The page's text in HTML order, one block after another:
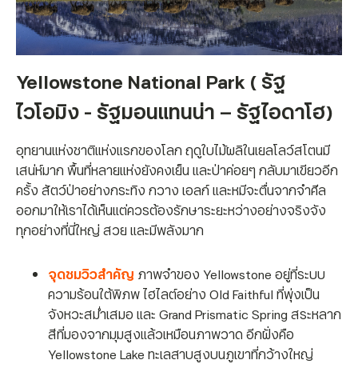
Yellowstone National Park ( รัฐ
ไวโอมิง - รัฐมอนแทนน่า – รัฐไอดาโฮ)
อุทยานแห่งชาติแห่งแรกของโลก ฤดูใบไม้ผลิในเยลโลว์สโตนมี
เสน่ห์มาก พื้นที่หลายแห่งยังคงเย็น และป่าค่อยๆ กลับมาเขียวอีก
ครั้ง สัตว์ป่าอย่างกระทิง กวาง เอลก์ และหมีจะตื่นจากจำศีล
ออกมาให้เราได้เห็นแต่ควรต้องรักษาระยะหว่างอย่างจริงจัง
ทุกอย่างที่นี่ใหญ่ สวย และมีพลังมาก
จุดชมวิวสำคัญ ภาพจำของ Yellowstone อยู่ที่ระบบ
ความร้อนใต้พิภพ ไฮไลต์อย่าง Old Faithful ที่พุ่งเป็น
จังหวะสม่ำเสมอ และ Grand Prismatic Spring สระหลาก
สีที่มองจากมุมสูงแล้วเหมือนภาพวาด อีกฝั่งคือ
Yellowstone Lake ทะเลสาบสูงบนภูเขาที่กว้างใหญ่